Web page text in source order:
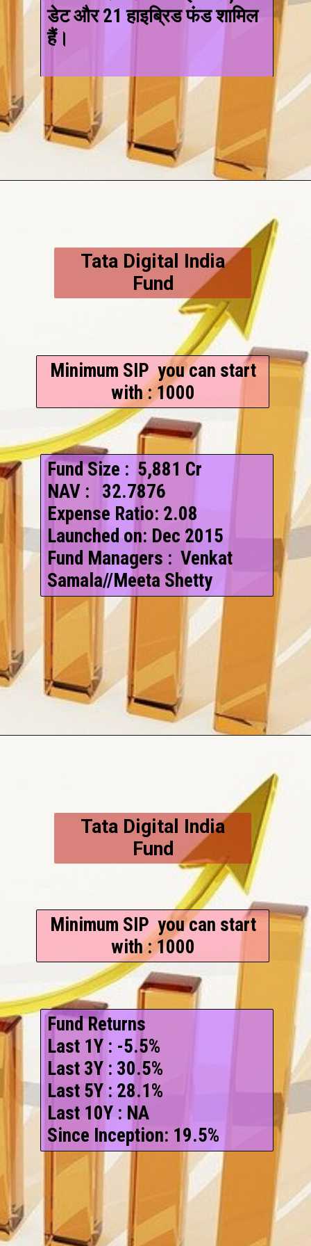
डेट और 21 हाइब्रिड फंड शामिल
हैं।
Fund Size : ₹ 5,881 Cr
NAV : ₹ ₹ 32.7876
Expense Ratio: 2.08
Launched on: Dec 2015
Fund Managers : Venkat
Samala//Meeta Shetty
Minimum SIP you can start
with : 1000
Tata Digital India
Fund
Fund Returns
Last 1Y : -5.5%
Last 3Y : 30.5%
Last 5Y : 28.1%
Last 10Y : NA
Since Inception: 19.5%
Minimum SIP you can start
with : 1000
Tata Digital India
Fund